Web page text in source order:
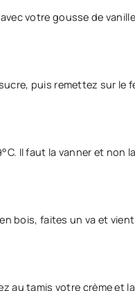
votre gousse de
puis remettez sur le
Il faut la vanner et non
bois, faites un va et
au tamis votre crème et